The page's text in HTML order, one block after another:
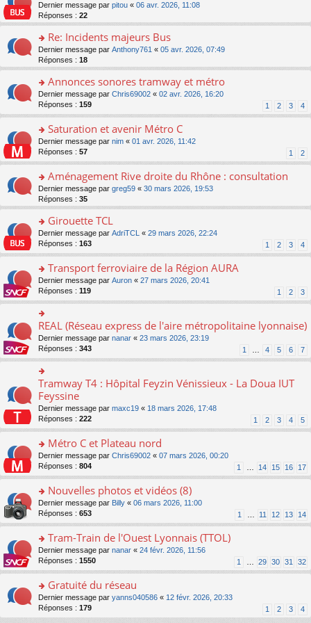
c
e
nt
pl
u
ré
c
e
nt
n
o
n
lu
le
pl
u
ré
c
e
nt
s
a
e
n
o
n
lu
le
pl
u
ré
c
e
nt
er
le
m
e
s
s
a
e
n
o
n
lu
le
pl
ré
c
e
nt
o
n
s
ult
er
le
m
e
s
s
a
g
e
n
o
n
le
pl
u
ré
c
e
nt
Dernier message par pitou « 06 avr. 2026, 11:08
Réponses : 22
o
n
s
ult
er
le
s
s
a
g
e
n
o
n
le
pl
u
s
ré
c
e
nt
Re: Incidents majeurs Bus
Dernier message par Anthony761 « 05 avr. 2026, 07:49
Réponses : 18
o
n
s
ult
er
le
m
e
s
s
a
g
e
n
o
le
pl
u
s
ré
c
e
nt
Annonces sonores tramway et métro
Dernier message par Chris69002 « 02 avr. 2026, 16:20
Réponses : 159 1 2 3 4
o
n
s
ult
er
le
m
s
s
a
g
e
n
o
le
pl
u
s
ré
c
e
nt
Saturation et avenir Métro C
Dernier message par nim « 01 avr. 2026, 11:42
Réponses : 57 1 2
o
n
s
ult
er
le
s
s
a
g
e
n
o
n
pl
u
s
ré
c
e
Aménagement Rive droite du Rhône : consultation
Dernier message par greg59 « 30 mars 2026, 19:53
Réponses : 35
o
n
s
ult
er
le
m
e
s
s
a
g
e
n
o
n
lu
le
pl
u
s
ré
c
Girouette TCL
Dernier message par AdriTCL « 29 mars 2026, 22:24
Réponses : 163 1 2 3 4
o
n
s
ult
er
le
m
e
s
s
g
e
n
lu
le
pl
u
s
ré
c
Transport ferroviaire de la Région AURA
Dernier message par Auron « 27 mars 2026, 20:41
Réponses : 119 1 2 3
o
n
s
er
le
m
e
s
s
a
g
e
n
o
n
lu
le
pl
u
ré
c
e
nt
REAL (Réseau express de l'aire métropolitaine lyonnaise)
Dernier message par nanar « 23 mars 2026, 23:19
Réponses : 343 1 4 5 6 7
o
n
ult
er
le
m
e
s
s
a
g
e
n
o
n
lu
le
pl
s
ré
c
Tramway T4 : Hôpital Feyzin Vénissieux - La Doua IUT
Feyssine
Dernier message par maxc19 « 18 mars 2026, 17:48
Réponses : 222 1 2 3 4 5
o
n
s
ult
er
le
m
e
s
s
a
g
n
o
n
Métro C et Plateau nord
Dernier message par Chris69002 « 07 mars 2026, 00:20
Réponses : 804 1 14 15 16 17
o
n
s
ult
er
le
m
e
s
s
a
g
Nouvelles photos et vidéos (8)
Dernier message par Billy « 06 mars 2026, 11:00
Réponses : 653 1 11 12 13 14
o
n
s
ult
er
le
m
Tram-Train de l'Ouest Lyonnais (TTOL)
Dernier message par nanar « 24 févr. 2026, 11:56
Réponses : 1550 1 29 30 31 32
o
n
s
Gratuité du réseau
Dernier message par yanns040586 « 12 févr. 2026, 20:33
Réponses : 179 1 2 3 4